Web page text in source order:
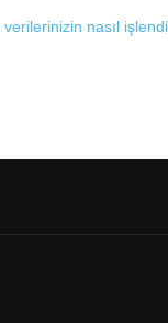
verilerinizin nasıl